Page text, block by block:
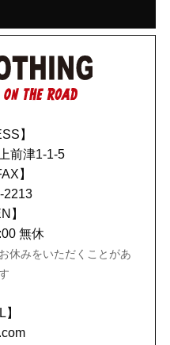
】
前津1-1-5
】
2213
】
無休
休みをいただくことがあ
】